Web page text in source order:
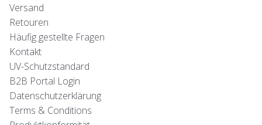
Versand
Retouren
Häufig gestellte Fragen
Kontakt
UV-Schutzstandard
B2B Portal Login
Datenschutzerklärung
Terms & Conditions